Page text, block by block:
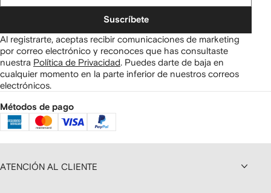
Suscríbete
Al registrarte, aceptas recibir comunicaciones de marketing
por correo electrónico y reconoces que has consultaste
nuestra Política de Privacidad Puedes darte de baja en
cualquier momento en la parte inferior de nuestros correos
electrónicos.
Métodos de pago
ATENCIÓN AL CLIENTE